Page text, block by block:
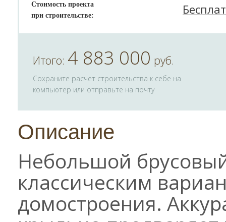
Стоимость проекта
при строительстве:
Итого: 4 883 000 руб.
Сохраните расчет строительства к себе на
компьютер или отправьте на почту
Описание
Небольшой
классическим
домостроения.